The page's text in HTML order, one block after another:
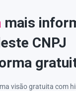
mais
CNPJ
visão gratuita com